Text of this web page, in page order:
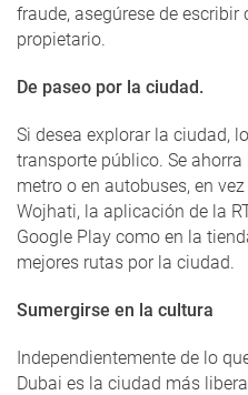
fraude, asegúrese de
propietario.
De paseo por la ciudad.
Si desea explorar la ciudad,
transporte público. Se
metro o en autobuses, en
Wojhati, la aplicación de la
Google Play como en la
mejores rutas por la ciudad.
Sumergirse en la cultura
Independientemente de lo
Dubai es la ciudad más